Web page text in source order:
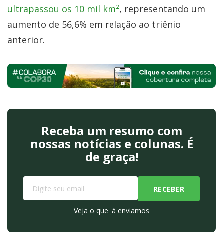
ultrapassou os 10 mil km², representando um
aumento de 56,6% em relação ao triênio
anterior.
Receba um resumo com
nossas notícias e colunas. É
de graça!
Veja o que já enviamos